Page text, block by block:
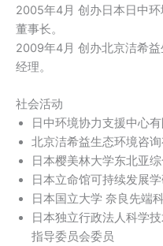
2005年4月 创办日本日中
董事长。
2009年4月 创办北京洁希
经理。
社会活动
日中环境协力支援中心
北京洁希益生态环境咨
日本樱美林大学东北亚
日本立命馆可持续发展
日本国立大学 奈良先端
日本独立行政法人科学
指导委员会委员